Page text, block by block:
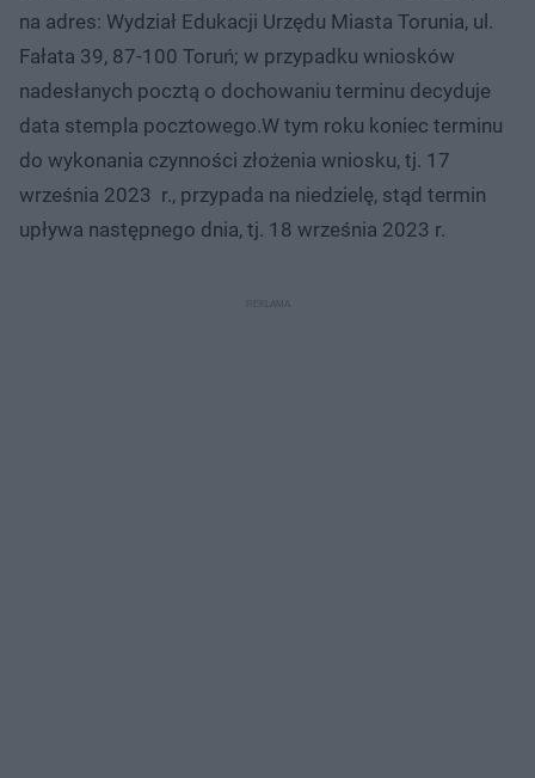
na adres: Wydział Edukacji Urzędu Miasta Torunia, ul.
Fałata 39, 87-100 Toruń; w przypadku wniosków
nadesłanych pocztą o dochowaniu terminu decyduje
data stempla pocztowego.W tym roku koniec terminu
do wykonania czynności złożenia wniosku, tj. 17
września 2023 r., przypada na niedzielę, stąd termin
upływa następnego dnia, tj. 18 września 2023 r.